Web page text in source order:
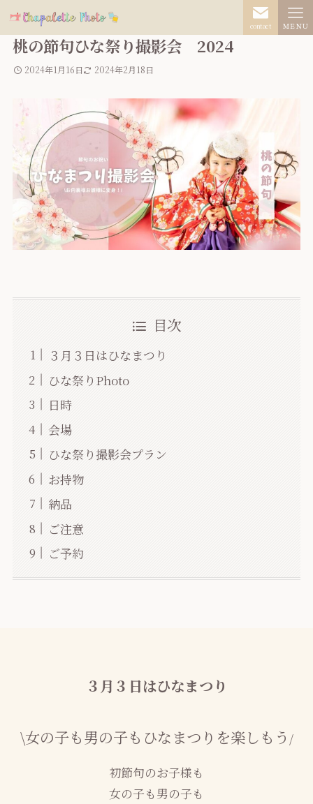
contact ＭＥＮＵ
桃の節句ひな祭り撮影会 2024
2024年1月16日 2024年2月18日
目次
３月３日はひなまつり
ひな祭りPhoto
日時
会場
ひな祭り撮影会プラン
お持物
納品
ご注意
ご予約
３月３日はひなまつり
\女の子も男の子もひなまつりを楽しもう /
初節句のお子様も
女の子も男の子も